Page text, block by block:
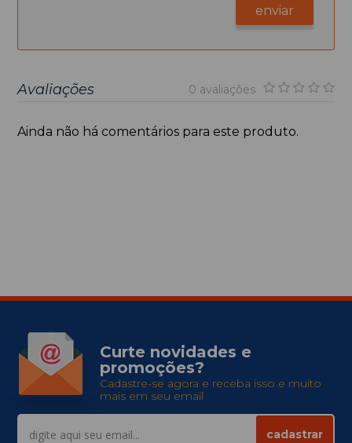
enviar
Avaliações 0 avaliações
Ainda não há comentários para este produto.
Curte novidades e
promoções?
Cadastre-se agora e receba isso e muito
mais em seu email
cadastrar